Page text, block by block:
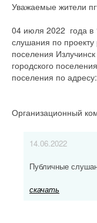
Уважаемые жители
04 июля 2022 года в
слушания по проекту
поселения
городского
поселения по
Организационный
14.06.2022
Публичные
скачать